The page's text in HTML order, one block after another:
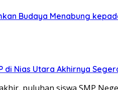
Budaya Menabung
di Nias Utara Akhirnya